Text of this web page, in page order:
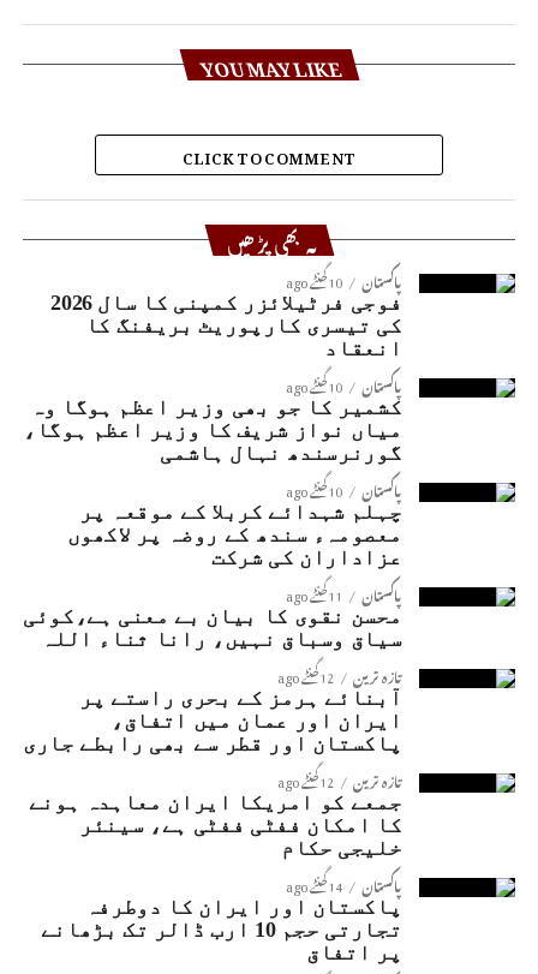
YOU MAY LIKE
CLICK TO COMMENT
یہ بھی پڑھیں
پاکستان 10 گھنٹے ago
فوجی فرٹیلائزر کمپنی کا سال 2026
کی تیسری کارپوریٹ بریفنگ کا
انعقاد
پاکستان 10 گھنٹے ago
کشمیر کا جو بھی وزیر اعظم ہوگا وہ
میاں نواز شریف کا وزیر اعظم ہوگا،
گورنرسندھ نہال ہاشمی
پاکستان 10 گھنٹے ago
چہلم شہدائے کربلا کے موقعہ پر
معصومہء سندھ کے روضہ پر لاکھوں
عزاداران کی شرکت
پاکستان 11 گھنٹے ago
محسن نقوی کا بیان بے معنی ہے،کوئی
سیاق وسباق نہیں، رانا ثناء اللہ
تازہ ترین 12 گھنٹے ago
آبنائے ہرمز کے بحری راستے پر
ایران اور عمان میں اتفاق،
پاکستان اور قطر سے بھی رابطے جاری
تازہ ترین 12 گھنٹے ago
جمعے کو امریکا ایران معاہدہ ہونے
کا امکان ففٹی ففٹی ہے، سینئر
خلیجی حکام
پاکستان 14 گھنٹے ago
پاکستان اور ایران کا دوطرفہ
تجارتی حجم 10 ارب ڈالر تک بڑھانے
پر اتفاق